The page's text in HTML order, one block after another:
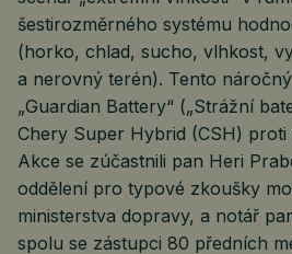
šestirozměrného systému
(horko, chlad, sucho, vlhkost,
a nerovný terén). Tento
„Guardian Battery“ („Strážní
Chery Super Hybrid (CSH)
Akce se zúčastnili pan Heri
oddělení pro typové zkoušky
ministerstva dopravy, a notář
spolu se zástupci 80 předních